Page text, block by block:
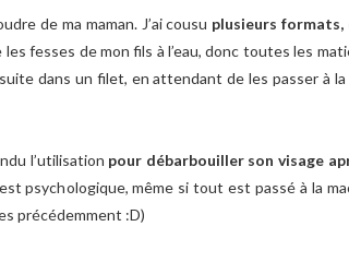
de ma maman. J’ai cousu plusieurs
fesses de mon fils à l’eau, donc toutes les
dans un filet, en attendant de les passer à
l’utilisation pour débarbouiller son visage
psychologique, même si tout est passé à la
précédemment :D)